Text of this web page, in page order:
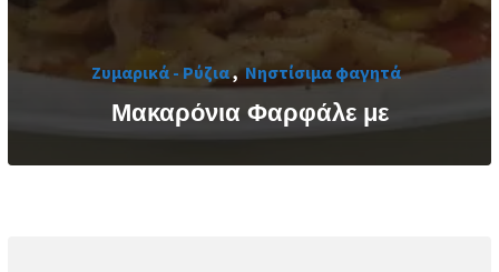
Ζυμαρικά - Ρύζια,Νηστίσιμα φαγητά
Μακαρόνια Φαρφάλε με